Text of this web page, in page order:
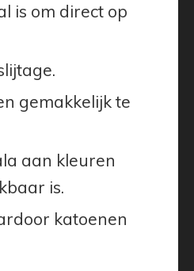
is om direct op
gemakkelijk te
aan kleuren
is.
katoenen